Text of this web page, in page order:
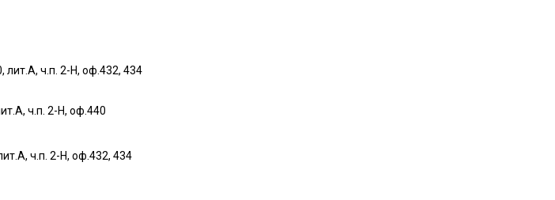
лит.А, ч.п. 2-Н, оф.432, 434
ч.п. 2-Н, оф.440
ч.п. 2-Н, оф.432, 434